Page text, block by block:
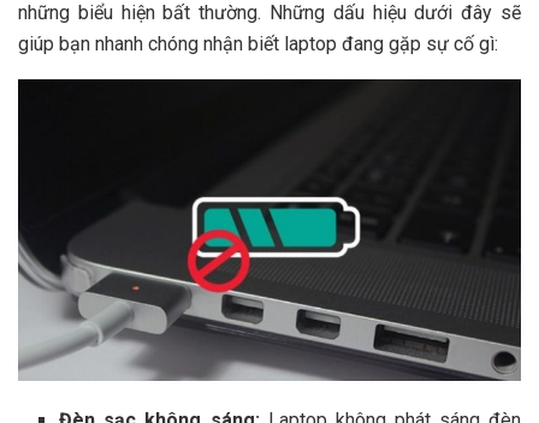
những biểu hiện bất thường. Những dấu hiệu dưới đây sẽ
giúp bạn nhanh chóng nhận biết laptop đang gặp sự cố gì: